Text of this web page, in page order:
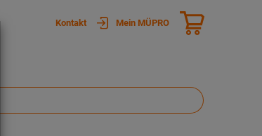
Kontakt Mein MÜPRO